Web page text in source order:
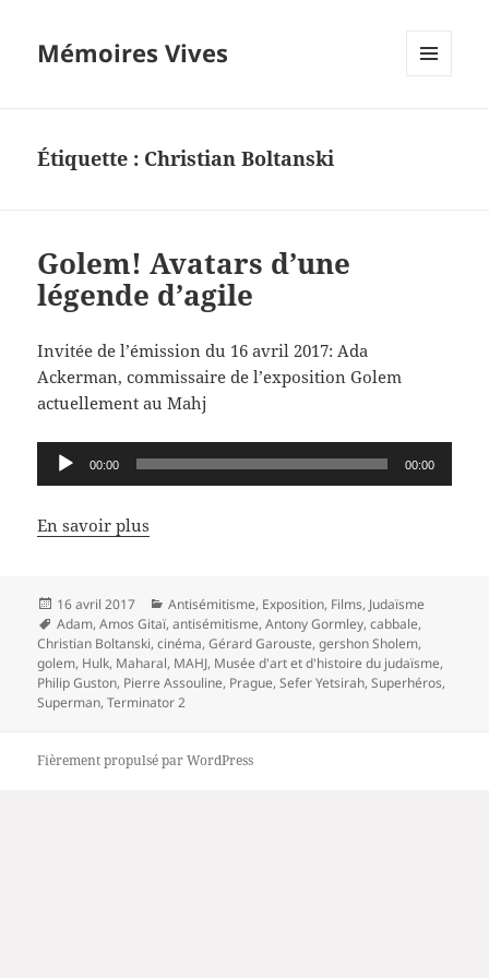
Mémoires Vives
Étiquette : Christian Boltanski
Golem! Avatars d’une
légende d’agile
Invitée de l’émission du 16 avril 2017: Ada
Ackerman, commissaire de l’exposition Golem
actuellement au Mahj
Lecteur
audio
00:00 00:00
En savoir plus
Publié
le
16 avril 2017 Catégories
Antisémitisme, Exposition, Films, Judaïsme
Mots-
clés
Adam,Amos Gitaï,antisémitisme,Antony Gormley,cabbale,
Christian Boltanski,cinéma,Gérard Garouste,gershon Sholem,
golem, Hulk, Maharal, MAHJ, Musée d'art et d'histoire du judaïsme,
Philip Guston, Pierre Assouline, Prague,Sefer Yetsirah,Superhéros,
Superman,Terminator 2
Fièrement propulsé par WordPress